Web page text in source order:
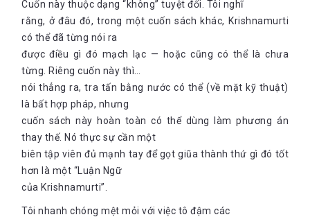
Cuốn này thuộc dạng “không” tuyệt đối. Tôi nghĩ
rằng, ở đâu đó, trong một cuốn sách khác, Krishnamurti
có thể đã từng nói ra
được điều gì đó mạch lạc — hoặc cũng có thể là chưa
từng. Riêng cuốn này thì…
nói thẳng ra, tra tấn bằng nước có thể (về mặt kỹ thuật)
là bất hợp pháp, nhưng
cuốn sách này hoàn toàn có thể dùng làm phương án
thay thế. Nó thực sự cần một
biên tập viên đủ mạnh tay để gọt giũa thành thứ gì đó tốt
hơn là một “Luận Ngữ
của Krishnamurti”.
Tôi nhanh chóng mệt mỏi với việc tô đậm các